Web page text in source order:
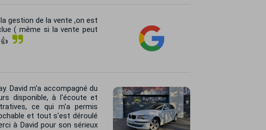
gestion de la vente ,on est
( même si la vente peut
David m'a accompagné du
disponible, à l'écoute et
ce qui m'a permis
et tout s'est déroulé
à David pour son sérieux